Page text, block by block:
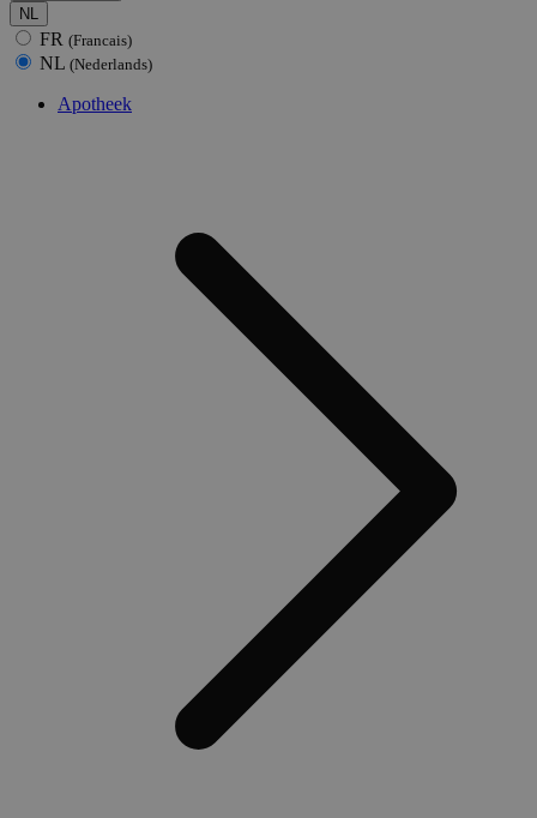
NL
FR (Francais)
NL (Nederlands)
Apotheek